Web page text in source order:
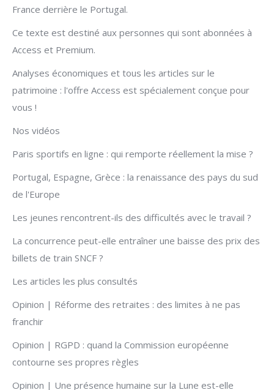
France derrière le Portugal.
Ce texte est destiné aux personnes qui sont abonnées à
Access et Premium.
Analyses économiques et tous les articles sur le
patrimoine : l'offre Access est spécialement conçue pour
vous !
Nos vidéos
Paris sportifs en ligne : qui remporte réellement la mise ?
Portugal, Espagne, Grèce : la renaissance des pays du sud
de l'Europe
Les jeunes rencontrent-ils des difficultés avec le travail ?
La concurrence peut-elle entraîner une baisse des prix des
billets de train SNCF ?
Les articles les plus consultés
Opinion | Réforme des retraites : des limites à ne pas
franchir
Opinion | RGPD : quand la Commission européenne
contourne ses propres règles
Opinion | Une présence humaine sur la Lune est-elle